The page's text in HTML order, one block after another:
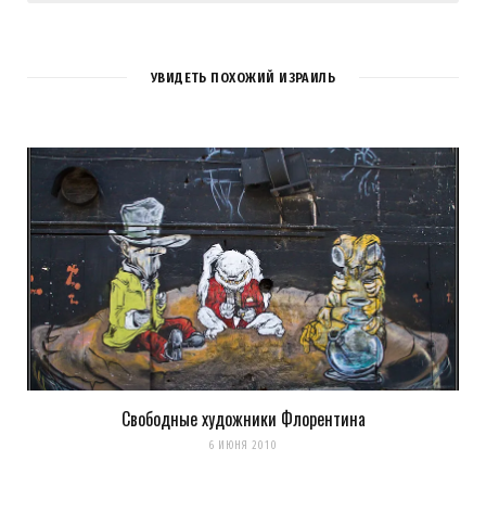
Сохранить моё имя, email и адрес сайта в этом браузере для
УВИДЕТЬ ПОХОЖИЙ ИЗРАИЛЬ
Свободные художники Флорентина
6 ИЮНЯ 2010